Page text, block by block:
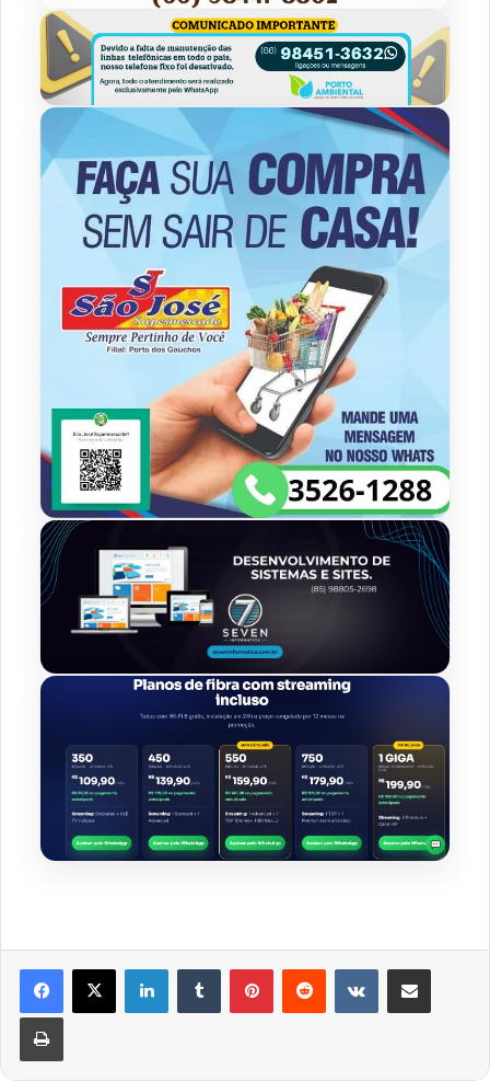
LinkedinTumblr PinterestReddit VK Compartilhar via e-mail
Imprimir